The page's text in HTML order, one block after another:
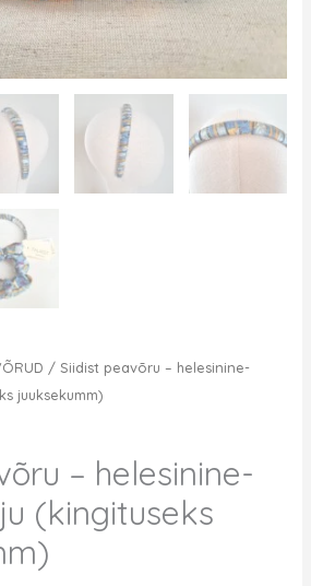
/ Siidist peavõru – helesinine-
juuksekumm)
– helesinine-
(kingituseks